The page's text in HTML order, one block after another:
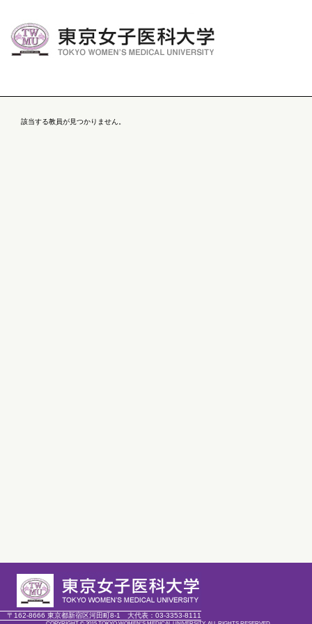
該当する教員が見つかりません。
〒162-8666 東京都新宿区河田町8-1 大代表： 03-3353-8111